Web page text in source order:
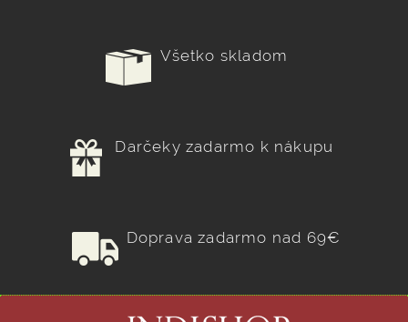
Všetko skladom
Darčeky zadarmo k nákupu
Doprava zadarmo nad 69€